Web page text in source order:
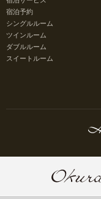
宿泊予約
シングルルーム
ツインルーム
ダブルルーム
スイートルーム